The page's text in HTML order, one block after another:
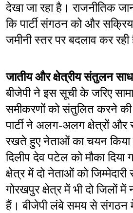
देखा जा रहा है। राजनीतिक
कि पार्टी संगठन को और
जमीनी स्तर पर बदलाव कर रही
जातीय और क्षेत्रीय संतुलन
बीजेपी ने इस सूची के जरिए
समीकरणों को संतुलित करने की
पार्टी ने अलग-अलग क्षेत्रों और
रखते हुए नेताओं का चयन किया
दिलीप देव पटेल को मौका दिया
क्षेत्र में दो नेताओं को जिम्मेदारी
गोरखपुर क्षेत्र में भी दो जिलों
हैं। बीजेपी लंबे समय से संगठन